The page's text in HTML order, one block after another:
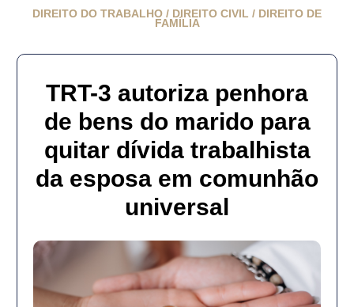
DIREITO DO TRABALHO / DIREITO CIVIL / DIREITO DE
FAMÍLIA
TRT-3 autoriza penhora
de bens do marido para
quitar dívida trabalhista
da esposa em comunhão
universal